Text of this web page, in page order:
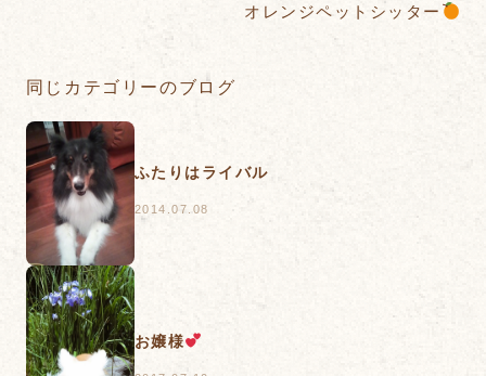
オレンジペットシッター
同じカテゴリーのブログ
ふたりはライバル
2014.07.08
お嬢様